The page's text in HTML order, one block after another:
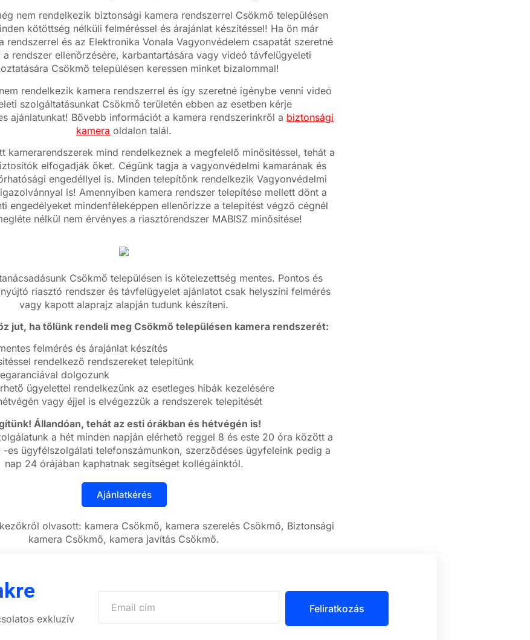
nem rendelkezik biztonsági kamera rendszerrel Csökmő településen
kötöttség nélküli felméréssel és árajánlat készítéssel! Ha ön már
rendszerrel és az Elektronika Vonala Vagyonvédelem csapatát szeretné
a rendszer ellenőrzésére, karbantartására vagy videó távfelügyeleti
Csökmő településen keressen minket bizalommal!
rendelkezik kamera rendszerrel és így szeretné igénybe venni videó
szolgáltatásunkat Csökmő területén ebben az esetben kérje
ajánlatunkat! Bővebb információt a kamera rendszerinkről a biztonsági
kamera oldalon talál.
kamerarendszerek mind rendelkeznek a megfelelő minősitéssel, tehát a
elfogadják őket. Cégünk tagja a vagyonvédelmi kamarának és
engedéllyel is. Minden telepítőnk rendelkezik Vagyonvédelmi
is! Amennyiben kamera rendszer telepítése mellett dönt a
engedélyeket mindenféleképpen ellenőrizze a telepitést végző cégnél
nélkül nem érvényes a riasztórendszer MABISZ minősitése!
Csökmő településen is kötelezettség mentes. Pontos és
riasztó rendszer és távfelügyelet ajánlatot csak helyszíni felmérés
vagy kapott alaprajz alapján tudunk készíteni.
jut, ha tőlünk rendeli meg Csökmő településen kamera rendszerét:
felmérés és árajánlat készítés
rendelkező rendszereket telepítünk
dolgozunk
ügyelettel rendelkezünk az esetleges hibák kezelésére
vagy éjjel is elvégezzük a rendszerek telepitését
Állandóan, tehát az esti órákban és hétvégén is!
a hét minden napján elérhető reggel 8 és este 20 óra között a
es ügyfélszolgálati telefonszámunkon, szerződéses ügyfeleink pedig a
nap 24 órájában kaphatnak segítséget kollégáinktól.
olvasott: kamera Csökmő, kamera szerelés Csökmő, Biztonsági
kamera Csökmő, kamera javítás Csökmő.
exkluzív
Feliratkozás